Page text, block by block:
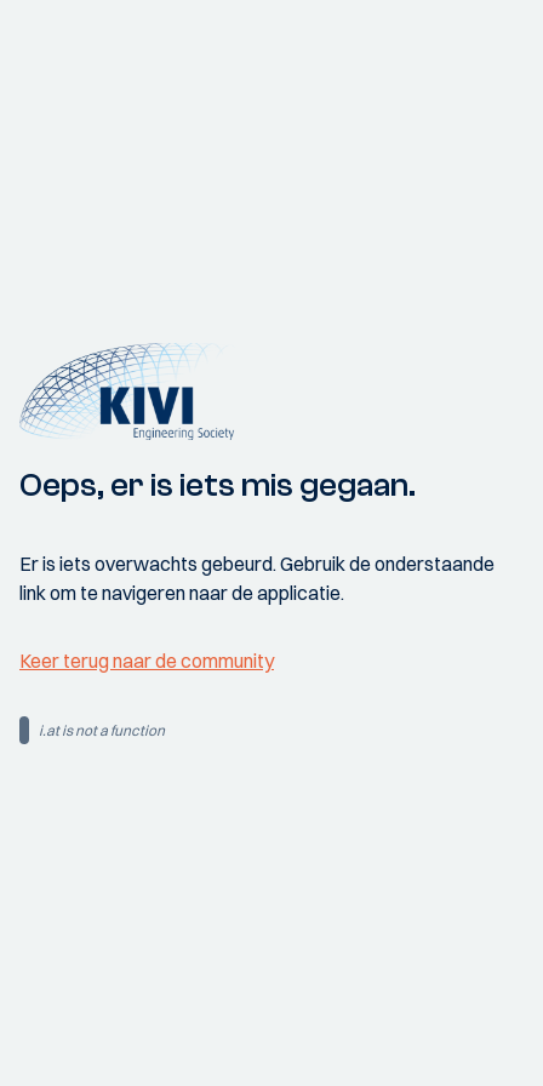
Oeps, er is iets mis gegaan.
Er is iets overwachts gebeurd. Gebruik de onderstaande
link om te navigeren naar de applicatie.
Keer terug naar de community
i.at is not a function